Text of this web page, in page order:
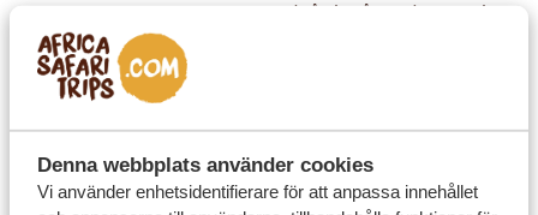
Denna webbplats använder cookies
Vi använder enhetsidentifierare för att anpassa innehållet
(på vingården), Cavalli
The Fat Butcher
Matbutik:
Bensinstation:Many
Tredici
(direkt på N2:an) Matbutiker: Pick n Pay ,